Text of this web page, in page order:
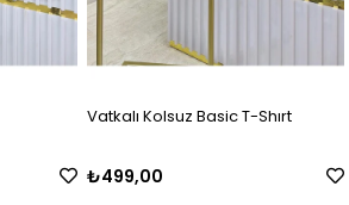
Vatkalı Kolsuz Basic T-Shırt
₺499,00